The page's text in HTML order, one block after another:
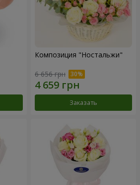
Композиция "Ностальжи"
6 656 грн
Заказать